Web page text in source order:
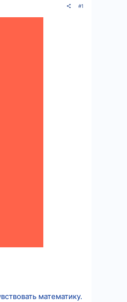
#1
математику.‏